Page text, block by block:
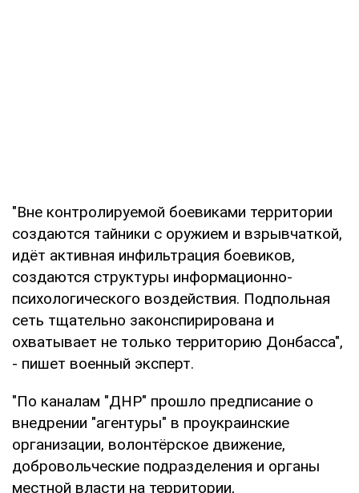
"Вне контролируемой боевиками территории
создаются тайники с оружием и взрывчаткой,
идёт активная инфильтрация боевиков,
создаются структуры информационно-
психологического воздействия. Подпольная
сеть тщательно законспирирована и
охватывает не только территорию Донбасса",
- пишет военный эксперт.
"По каналам "ДНР" прошло предписание о
внедрении "агентуры" в проукраинские
организации, волонтёрское движение,
добровольческие подразделения и органы
местной власти на территории,